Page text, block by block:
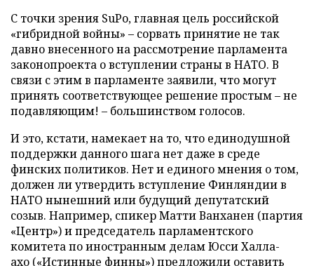
С точки зрения SuPo, главная цель российской
«гибридной войны» – сорвать принятие не так
давно внесенного на рассмотрение парламента
законопроекта о вступлении страны в НАТО. В
связи с этим в парламенте заявили, что могут
принять соответствующее решение простым – не
подавляющим! – большинством голосов.
И это, кстати, намекает на то, что единодушной
поддержки данного шага нет даже в среде
финских политиков. Нет и единого мнения о том,
должен ли утвердить вступление Финляндии в
НАТО нынешний или будущий депутатский
созыв. Например, спикер Матти Ванханен (партия
«Центр») и председатель парламентского
комитета по иностранным делам Юсси Халла-
ахо («Истинные финны») предложили оставить